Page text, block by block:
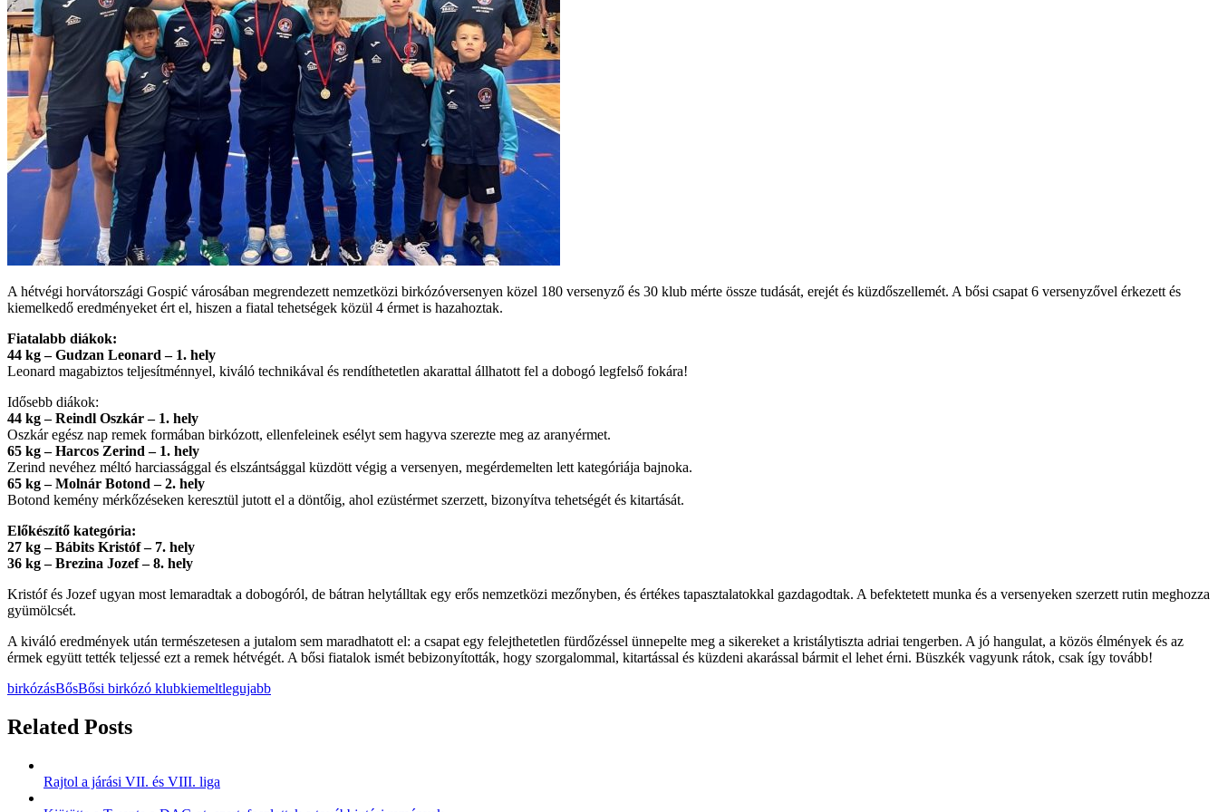
A hétvégi horvátországi Gospić városában megrendezett nemzetközi birkózóversenyen közel 180 versenyző és 30 klub mérte össze tudását, erejét és küzdőszellemét. A bősi csapat 6 versenyzővel érkezett és
kiemelkedő eredményeket ért el, hiszen a fiatal tehetségek közül 4 érmet is hazahoztak.
Fiatalabb diákok:
44 kg – Gudzan Leonard – 1. hely
Leonard magabiztos teljesítménnyel, kiváló technikával és rendíthetetlen akarattal állhatott fel a dobogó legfelső fokára!
Idősebb diákok:
44 kg – Reindl Oszkár – 1. hely
Oszkár egész nap remek formában birkózott, ellenfeleinek esélyt sem hagyva szerezte meg az aranyérmet.
65 kg – Harcos Zerind – 1. hely
Zerind nevéhez méltó harciassággal és elszántsággal küzdött végig a versenyen, megérdemelten lett kategóriája bajnoka.
65 kg – Molnár Botond – 2. hely
Botond kemény mérkőzéseken keresztül jutott el a döntőig, ahol ezüstérmet szerzett, bizonyítva tehetségét és kitartását.
Előkészítő kategória:
27 kg – Bábits Kristóf – 7. hely
36 kg – Brezina Jozef – 8. hely
Kristóf és Jozef ugyan most lemaradtak a dobogóról, de bátran helytálltak egy erős nemzetközi mezőnyben, és értékes tapasztalatokkal gazdagodtak. A befektetett munka és a versenyeken szerzett rutin meghozza
gyümölcsét.
A kiváló eredmények után természetesen a jutalom sem maradhatott el: a csapat egy felejthetetlen fürdőzéssel ünnepelte meg a sikereket a kristálytiszta adriai tengerben. A jó hangulat, a közös élmények és az
érmek együtt tették teljessé ezt a remek hétvégét. A bősi fiatalok ismét bebizonyították, hogy szorgalommal, kitartással és küzdeni akarással bármit el lehet érni. Büszkék vagyunk rátok, csak így tovább!
birkózásBősBősi birkózó klubkiemeltlegujabb
Related Posts
Rajtol a járási VII. és VIII. liga